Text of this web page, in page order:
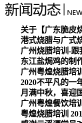
港式烧腊与广式
广州烧腊培训-
东江盐焗鸡的制
2020不平凡的一
广州粤煌餐饮培
粤煌烧腊培训